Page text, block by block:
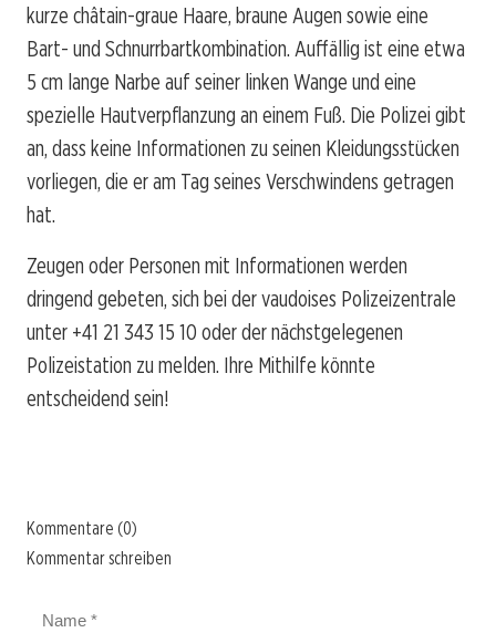
kurze châtain-graue Haare, braune Augen sowie eine
Bart- und Schnurrbartkombination. Auffällig ist eine etwa
5 cm lange Narbe auf seiner linken Wange und eine
spezielle Hautverpflanzung an einem Fuß. Die Polizei gibt
an, dass keine Informationen zu seinen Kleidungsstücken
vorliegen, die er am Tag seines Verschwindens getragen
hat.
Zeugen oder Personen mit Informationen werden
dringend gebeten, sich bei der vaudoises Polizeizentrale
unter +41 21 343 15 10 oder der nächstgelegenen
Polizeistation zu melden. Ihre Mithilfe könnte
entscheidend sein!
Kommentare (0)
Kommentar schreiben